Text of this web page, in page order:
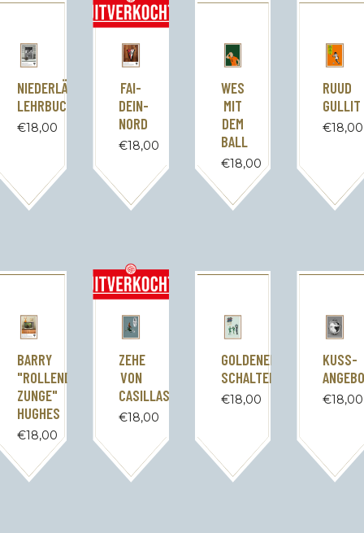
NIEDERLÄNDISCH(E)
LEHRBUCHBEISPIEL
€18,00
FAI-
DEIN-
NORD
€18,00
WES
MIT
DEM
BALL
€18,00
RUUD
GULLIT
€18,00
BARRY
"ROLLENDE
ZUNGE"
HUGHES
€18,00
ZEHE
VON
CASILLAS
€18,00
GOLDENER
SCHALTER
€18,00
KUSS-
€18,00